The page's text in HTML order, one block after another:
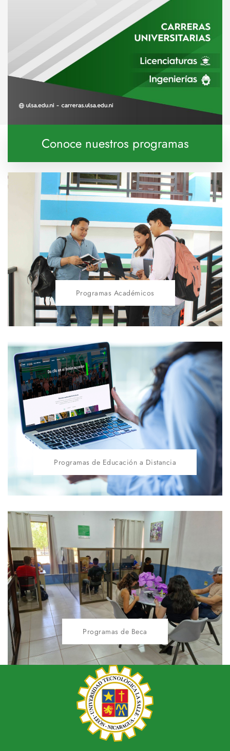
Conoce nuestros programas
Programas Académicos
Programas de Educación a Distancia
Programas de Beca